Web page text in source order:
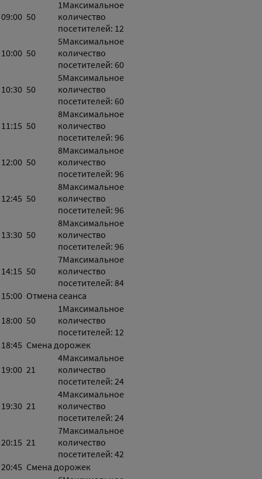
09:00 50
1Максимальное
количество
посетителей: 12
10:00 50
5Максимальное
количество
посетителей: 60
10:30 50
5Максимальное
количество
посетителей: 60
11:15 50
8Максимальное
количество
посетителей: 96
12:00 50
8Максимальное
количество
посетителей: 96
12:45 50
8Максимальное
количество
посетителей: 96
13:30 50
8Максимальное
количество
посетителей: 96
14:15 50
7Максимальное
количество
посетителей: 84
15:00 Отмена сеанса
18:00 50
1Максимальное
количество
посетителей: 12
18:45 Смена дорожек
19:00 21
4Максимальное
количество
посетителей: 24
19:30 21
4Максимальное
количество
посетителей: 24
20:15 21
7Максимальное
количество
посетителей: 42
20:45 Смена дорожек